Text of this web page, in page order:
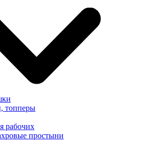
топперы
рабочих
простыни